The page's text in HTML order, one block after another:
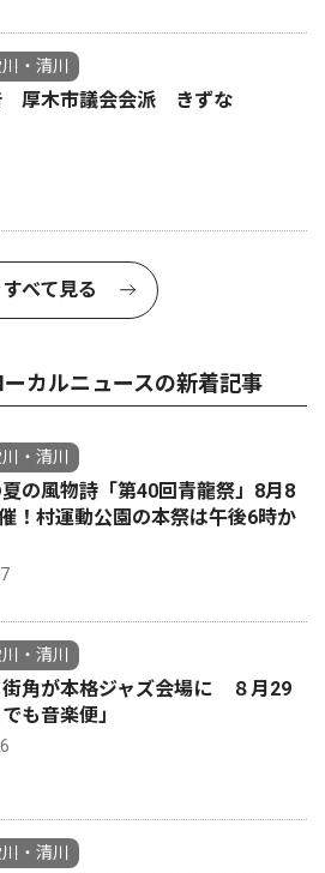
・清川
厚木市議会会派 きずな
すべて見る
カルニュースの新着記事
・清川
の風物詩「第40回青龍祭」8月8
！村運動公園の本祭は午後6時か
・清川
角が本格ジャズ会場に ８月29
も音楽便」
・清川